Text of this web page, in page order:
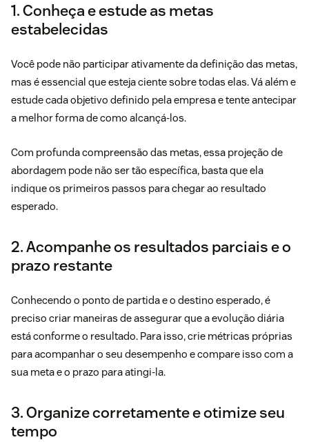
1. Conheça e estude as metas
estabelecidas
Você pode não participar ativamente da definição das metas,
mas é essencial que esteja ciente sobre todas elas. Vá além e
estude cada objetivo definido pela empresa e tente antecipar
a melhor forma de como alcançá-los.
Com profunda compreensão das metas, essa projeção de
abordagem pode não ser tão específica, basta que ela
indique os primeiros passos para chegar ao resultado
esperado.
2. Acompanhe os resultados parciais e o
prazo restante
Conhecendo o ponto de partida e o destino esperado, é
preciso criar maneiras de assegurar que a evolução diária
está conforme o resultado. Para isso, crie métricas próprias
para acompanhar o seu desempenho e compare isso com a
sua meta e o prazo para atingi-la.
3. Organize corretamente e otimize seu
tempo